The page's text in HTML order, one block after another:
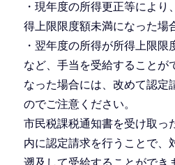
・現年度の所得更正等によ
得上限限度額未満になった場
・翌年度の所得が所得上限限
など、手当を受給することが
なった場合には、改めて認定
のでご注意ください。
市民税課税通知書を受け取っ
内に認定請求を行うことで、